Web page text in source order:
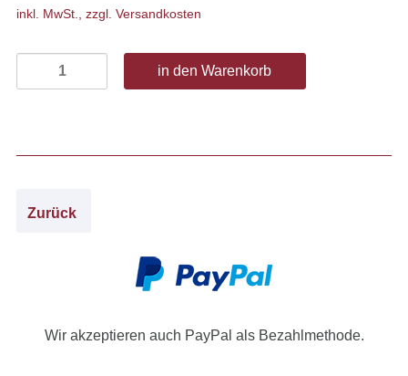
inkl. MwSt., zzgl. Versandkosten
Zurück
Wir akzeptieren auch PayPal als Bezahlmethode.